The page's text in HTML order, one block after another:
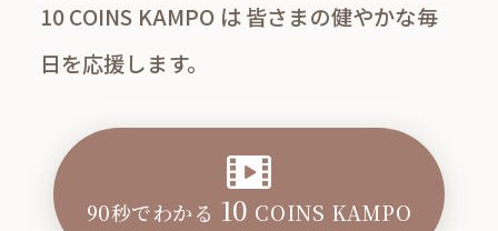
10 COINS KAMPO は 皆さまの健やかな毎
日を応援します。
90秒でわかる 10 COINS KAMPO